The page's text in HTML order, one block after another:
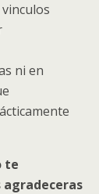
ni en
te
agradeceras